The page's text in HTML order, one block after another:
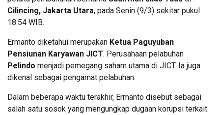
Cilincing, Jakarta Utara, pada Senin (9/3) sekitar pukul
18.54 WIB.
Ermanto diketahui merupakan Ketua Paguyuban
Pensiunan Karyawan JICT. Perusahaan pelabuhan
Pelindo menjadi pemegang saham utama di JICT. Ia juga
dikenal sebagai pengamat pelabuhan.
Dalam beberapa waktu terakhir, Ermanto disebut sebagai
salah satu sosok yang mengungkap dugaan korupsi terkait